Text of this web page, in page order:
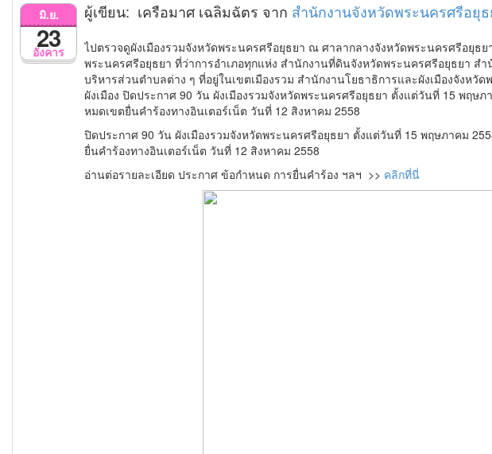
อังคาร
มิ.ย.
23
ผู้เขียน: เครือมาศ เฉลิมฉัตร จาก สำนักงานจังหวัดพระนครศรีอยุ
ไปตรวจดูผังเมืองรวมจังหวัดพระนครศรีอยุธยา ณ ศาลากลางจังหวัดพระนครศรีอยุธ
พระนครศรีอยุธยา ที่ว่าการอำเภอทุกแห่ง สำนักงานที่ดินจังหวัดพระนครศรีอยุธยา ส
บริหารส่วนตำบลต่าง ๆ ที่อยู่ในเขตเมืองรวม สำนักงานโยธาธิการและผังเมืองจังหวั
ผังเมือง ปิดประกาศ 90 วัน ผังเมืองรวมจังหวัดพระนครศรีอยุธยา ตั้งแต่วันที่ 15 พฤษ
หมดเขตยื่นคำร้องทางอินเตอร์เน็ต วันที่ 12 สิงหาคม 2558
ปิดประกาศ 90 วัน ผังเมืองรวมจังหวัดพระนครศรีอยุธยา ตั้งแต่วันที่ 15 พฤษภาคม
ยื่นคำร้องทางอินเตอร์เน็ต วันที่ 12 สิงหาคม 2558
อ่านต่อรายละเอียด ประกาศ ข้อกำหนด การยื่นคำร้อง ฯลฯ >> คลิกที่นี่